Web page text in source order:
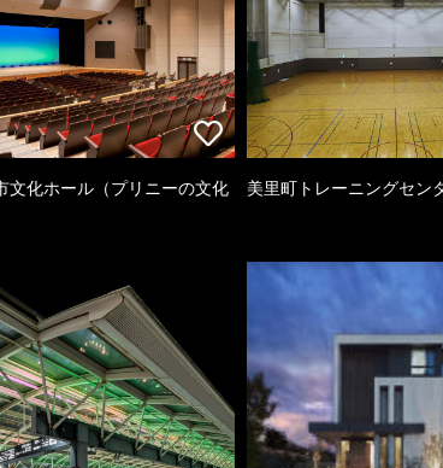
文化ホール（プリニーの文化
美里町トレーニングセン